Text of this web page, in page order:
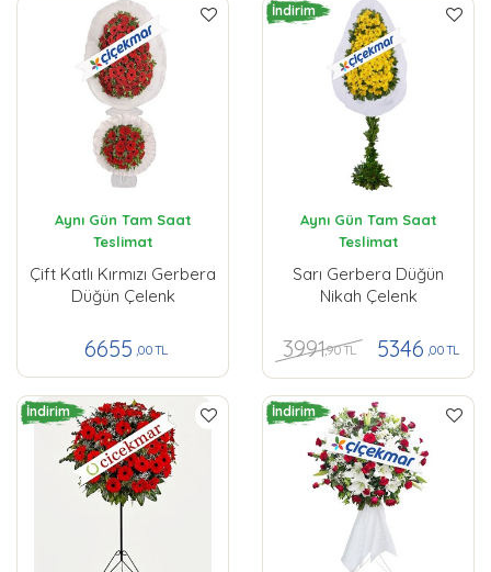
Aynı Gün Tam Saat
Teslimat
Çift Katlı Kırmızı Gerbera
Düğün Çelenk
6655 ,00 TL
İndirim
Aynı Gün Tam Saat
Teslimat
Sarı Gerbera Düğün
Nikah Çelenk
3991,90 TL 5346 ,00 TL
İndirim İndirim